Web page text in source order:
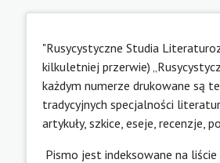
"Rusycystyczne Studia
kilkuletniej przerwie)
każdym numerze drukowane są
tradycyjnych specjalności
artykuły, szkice, eseje, recenzje,
Pismo jest indeksowane na